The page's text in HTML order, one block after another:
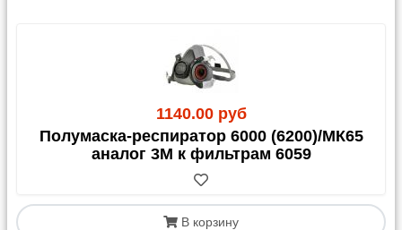
1140.00 руб
Полумаска-респиратор 6000 (6200)/МК65
аналог 3М к фильтрам 6059
В корзину